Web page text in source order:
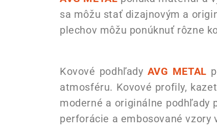
sa môžu stať dizajnovým a
plechov môžu ponúknuť rôzne
Kovové podhľady AVG METAL
atmosféru. Kovové profily,
moderné a originálne podhľady
perforácie a embosované vzory